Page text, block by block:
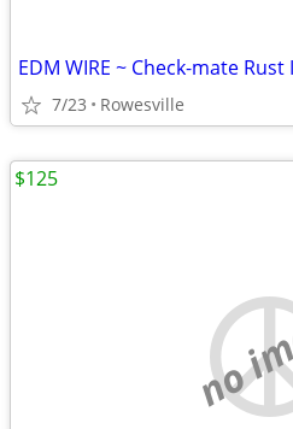
EDM WIRE ~ Check-mate
7/23 Rowesville
no
$125